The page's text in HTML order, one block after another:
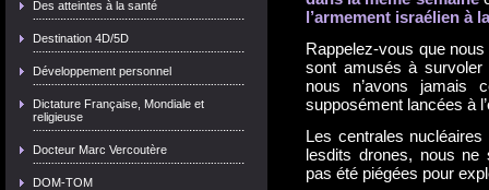
Des atteintes à la santé
Destination 4D/5D
Développement personnel
Dictature Française, Mondiale et
religieuse
Docteur Marc Vercoutère
DOM-TOM
l’armement israélien à
Rappelez-vous que
sont amusés à survoler
nous n’avons jamais
supposément lancées à
Les centrales
lesdits drones, nous ne
pas été piégées pour